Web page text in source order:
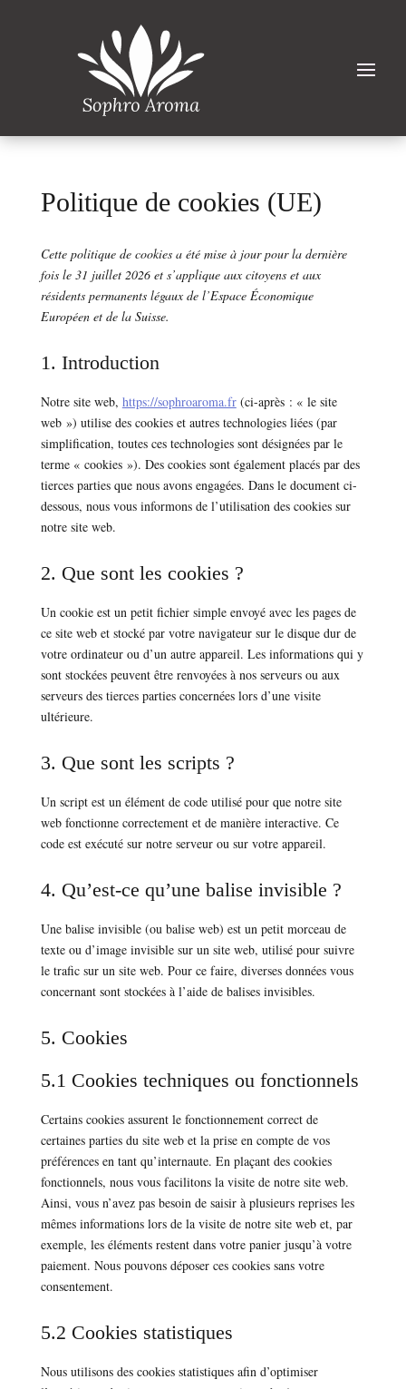
Politique de cookies (UE)
Cette politique de cookies a été mise à jour pour la dernière
fois le 31 juillet 2026 et s’applique aux citoyens et aux
résidents permanents légaux de l’Espace Économique
Européen et de la Suisse.
1. Introduction
Notre site web, https://sophroaroma.fr(ci-après : « le site
web ») utilise des cookies et autres technologies liées (par
simplification, toutes ces technologies sont désignées par le
terme « cookies »). Des cookies sont également placés par des
tierces parties que nous avons engagées. Dans le document ci-
dessous, nous vous informons de l’utilisation des cookies sur
notre site web.
2. Que sont les cookies ?
Un cookie est un petit fichier simple envoyé avec les pages de
ce site web et stocké par votre navigateur sur le disque dur de
votre ordinateur ou d’un autre appareil. Les informations qui y
sont stockées peuvent être renvoyées à nos serveurs ou aux
serveurs des tierces parties concernées lors d’une visite
ultérieure.
3. Que sont les scripts ?
Un script est un élément de code utilisé pour que notre site
web fonctionne correctement et de manière interactive. Ce
code est exécuté sur notre serveur ou sur votre appareil.
4. Qu’est-ce qu’une balise invisible ?
Une balise invisible (ou balise web) est un petit morceau de
texte ou d’image invisible sur un site web, utilisé pour suivre
le trafic sur un site web. Pour ce faire, diverses données vous
concernant sont stockées à l’aide de balises invisibles.
5. Cookies
5.1 Cookies techniques ou fonctionnels
Certains cookies assurent le fonctionnement correct de
certaines parties du site web et la prise en compte de vos
préférences en tant qu’internaute. En plaçant des cookies
fonctionnels, nous vous facilitons la visite de notre site web.
Ainsi, vous n’avez pas besoin de saisir à plusieurs reprises les
mêmes informations lors de la visite de notre site web et, par
exemple, les éléments restent dans votre panier jusqu’à votre
paiement. Nous pouvons déposer ces cookies sans votre
consentement.
5.2 Cookies statistiques
Nous utilisons des cookies statistiques afin d’optimiser